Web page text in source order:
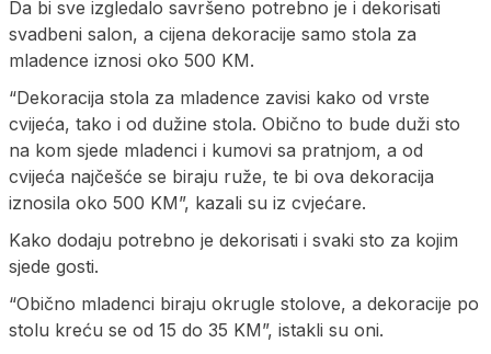
Da bi sve izgledalo savršeno potrebno je i dekorisati
svadbeni salon, a cijena dekoracije samo stola za
mladence iznosi oko 500 KM.
“Dekoracija stola za mladence zavisi kako od vrste
cvijeća, tako i od dužine stola. Obično to bude duži sto
na kom sjede mladenci i kumovi sa pratnjom, a od
cvijeća najčešće se biraju ruže, te bi ova dekoracija
iznosila oko 500 KM”, kazali su iz cvjećare.
Kako dodaju potrebno je dekorisati i svaki sto za kojim
sjede gosti.
“Obično mladenci biraju okrugle stolove, a dekoracije po
stolu kreću se od 15 do 35 KM”, istakli su oni.